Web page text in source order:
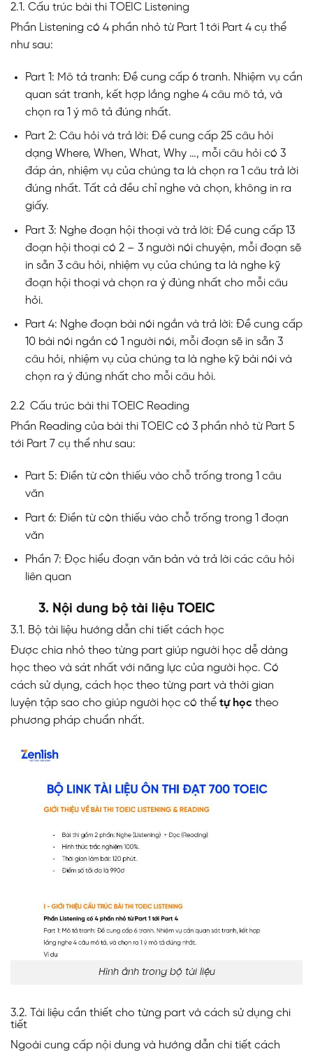
2.1. Cấu trúc bài thi TOEIC Listening
Phần Listening có 4 phần nhỏ từ Part 1 tới Part 4 cụ thể
như sau:
Part 1: Mô tả tranh: Đề cung cấp 6 tranh. Nhiệm vụ cần
quan sát tranh, kết hợp lắng nghe 4 câu mô tả, và
chọn ra 1 ý mô tả đúng nhất.
Part 2: Câu hỏi và trả lời: Đề cung cấp 25 câu hỏi
dạng Where, When, What, Why …, mỗi câu hỏi có 3
đáp án, nhiệm vụ của chúng ta là chọn ra 1 câu trả lời
đúng nhất. Tất cả đều chỉ nghe và chọn, không in ra
giấy.
Part 3: Nghe đoạn hội thoại và trả lời: Đề cung cấp 13
đoạn hội thoại có 2 – 3 người nói chuyện, mỗi đoạn sẽ
in sẵn 3 câu hỏi, nhiệm vụ của chúng ta là nghe kỹ
đoạn hội thoại và chọn ra ý đúng nhất cho mỗi câu
hỏi.
Part 4: Nghe đoạn bài nói ngắn và trả lời: Đề cung cấp
10 bài nói ngắn có 1 người nói, mỗi đoạn sẽ in sẵn 3
câu hỏi, nhiệm vụ của chúng ta là nghe kỹ bài nói và
chọn ra ý đúng nhất cho mỗi câu hỏi.
2.2 Cấu trúc bài thi TOEIC Reading
Phần Reading của bài thi TOEIC có 3 phần nhỏ từ Part 5
tới Part 7 cụ thể như sau:
Part 5: Điền từ còn thiếu vào chỗ trống trong 1 câu
văn
Part 6: Điền từ còn thiếu vào chỗ trống trong 1 đoạn
văn
Phần 7: Đọc hiểu đoạn văn bản và trả lời các câu hỏi
liên quan
3. Nội dung bộ tài liệu TOEIC
3.1. Bộ tài liệu hướng dẫn chi tiết cách học
Được chia nhỏ theo từng part giúp người học dễ dàng
học theo và sát nhất với năng lực của người học. Có
cách sử dụng, cách học theo từng part và thời gian
luyện tập sao cho giúp người học có thể tự học theo
phương pháp chuẩn nhất.
Hình ảnh trong bộ tài liệu
3.2. Tài liệu cần thiết cho từng part và cách sử dụng chi
tiết
Ngoài cung cấp nội dung và hướng dẫn chi tiết cách